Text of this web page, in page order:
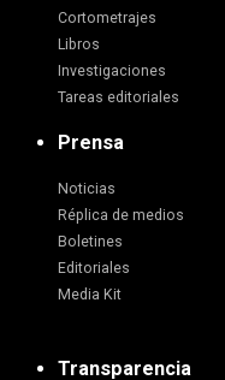
Cortometrajes
Libros
Investigaciones
Tareas editoriales
Prensa
Noticias
Réplica de medios
Boletines
Editoriales
Media Kit
Transparencia